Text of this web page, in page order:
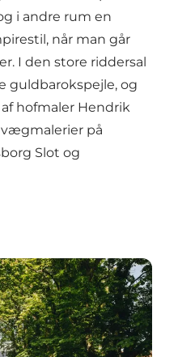
i andre rum en
når man går
I den store riddersal
guldbarokspejle, og
hofmaler Hendrik
vægmalerier på
Slot og